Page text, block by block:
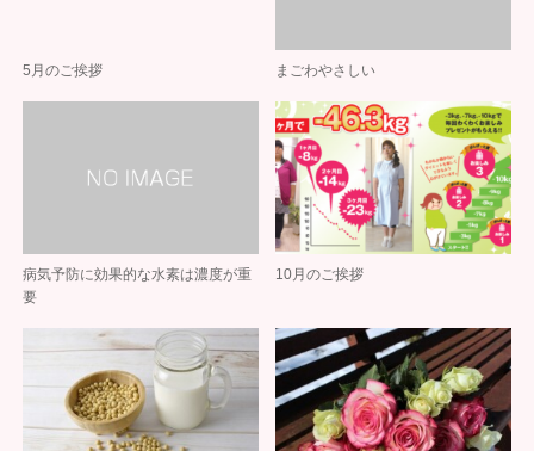
5月のご挨拶 まごわやさしい
病気予防に効果的な水素は濃度が重
要
10月のご挨拶